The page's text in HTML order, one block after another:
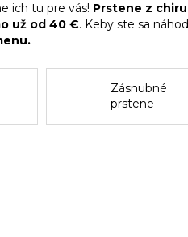
ich tu pre vás! Prstene z
už od 40 €. Keby ste sa
Zásnubné
prstene